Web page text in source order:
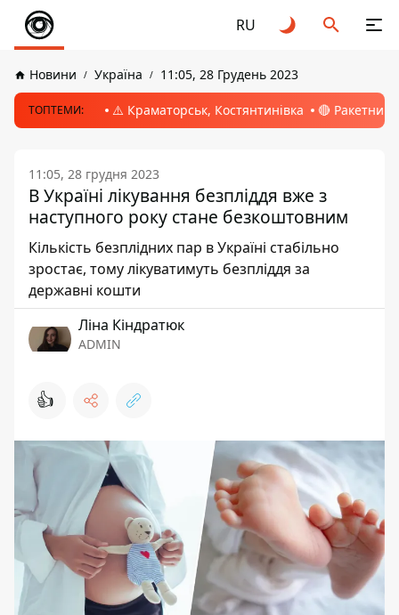
RU
Новини Україна 11:05, 28 Грудень 2023
ТОПТЕМИ: ⚠️ Краматорськ, Костянтинівка 🔴 Ракетний
11:05, 28 грудня 2023
В Україні лікування безпліддя вже з
наступного року стане безкоштовним
Кількість безплідних пар в Україні стабільно
зростає, тому лікуватимуть безпліддя за
державні кошти
Ліна Кіндратюк
ADMIN
👍